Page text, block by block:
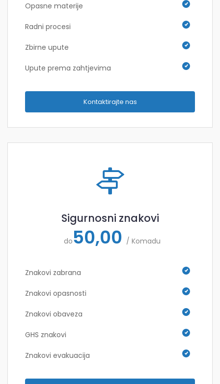
Opasne materije
Radni procesi
Zbirne upute
Upute prema zahtjevima
Kontaktirajte nas
Sigurnosni znakovi
do50,00 / Komadu
Znakovi zabrana
Znakovi opasnosti
Znakovi obaveza
GHS znakovi
Znakovi evakuacija